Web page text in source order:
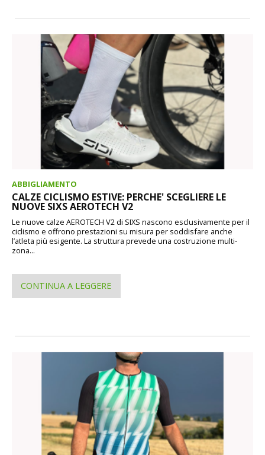
ABBIGLIAMENTO
CALZE CICLISMO ESTIVE: PERCHE' SCEGLIERE LE
NUOVE SIXS AEROTECH V2
Le nuove calze AEROTECH V2 di SIXS nascono esclusivamente per il
ciclismo e offrono prestazioni su misura per soddisfare anche
l’atleta più esigente. La struttura prevede una costruzione multi-
zona...
CONTINUA A LEGGERE